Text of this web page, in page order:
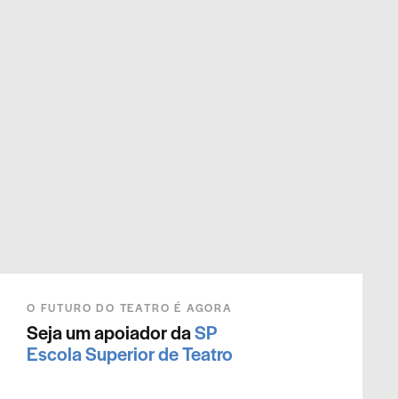
O FUTURO DO TEATRO É AGORA
Seja um apoiador daSP
Escola Superior de Teatro